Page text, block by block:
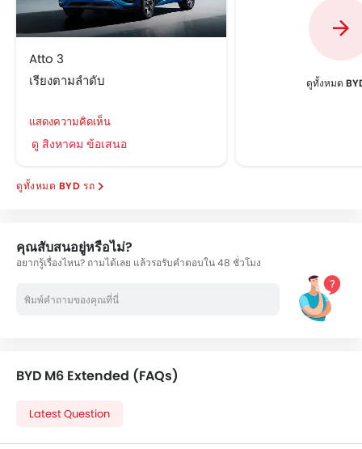
Atto 3
เรียงตามลำดับ
แสดงความคิดเห็น
ดู สิงหาคม ข้อเสนอ
ดูทั้งหมด
BYD รถ
คุณสับสนอยู่หรือไม่?
อยากรู้เรื่องไหน? ถามได้เลย แล้วรอรับคำตอบใน 48 ชั่วโมง
BYD M6 Extended (FAQs)
Latest Question